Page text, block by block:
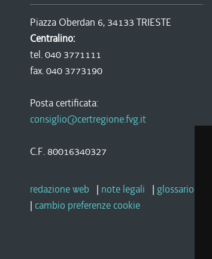
Piazza Oberdan 6, 34133 TRIESTE
Centralino:
tel. 040 3771111
fax. 040 3773190
Posta certificata:
consiglio@certregione.fvg.it
C.F. 80016340327
redazione web | note legali | glossario
| cambio preferenze cookie